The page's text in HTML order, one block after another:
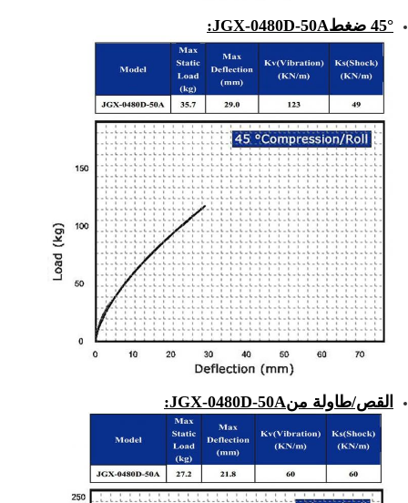
45° ضغط JGX-0480D-50A
:
القص/طاولة منJGX-0480D-50A
: